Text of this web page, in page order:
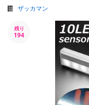
ザッカマン
残り
194